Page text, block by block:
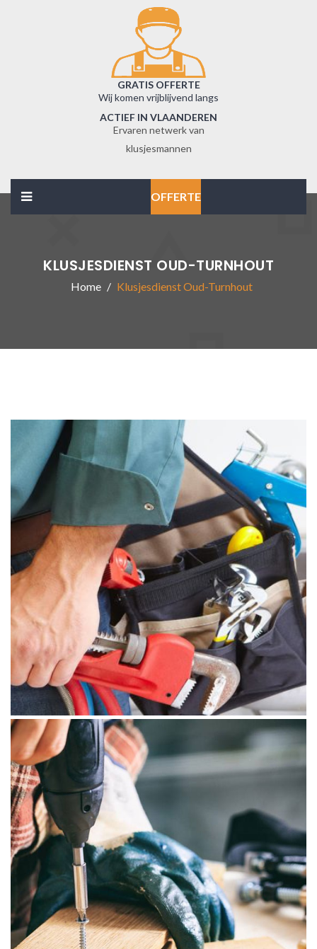
GRATIS OFFERTE
Wij komen vrijblijvend langs
ACTIEF IN VLAANDEREN
Ervaren netwerk van
klusjesmannen
OFFERTE
KLUSJESDIENST OUD-TURNHOUT
Home Klusjesdienst Oud-Turnhout